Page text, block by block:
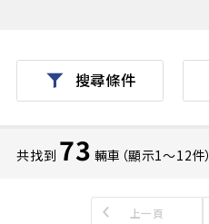
搜尋條件
共找到 73 輛車（顯示1〜12件）
上一頁